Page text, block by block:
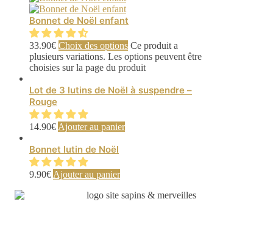
Bonnet de Noël enfant
33.90€ Choix des options Ce produit a
plusieurs variations. Les options peuvent être
choisies sur la page du produit
Lot de 3 lutins de Noël à suspendre –
Rouge
14.90€ Ajouter au panier
Bonnet lutin de Noël
9.90€ Ajouter au panier